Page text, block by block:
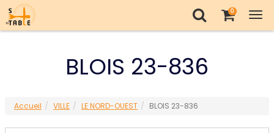
0
BLOIS 23-836
Accueil VILLE LE NORD-OUEST BLOIS 23-836